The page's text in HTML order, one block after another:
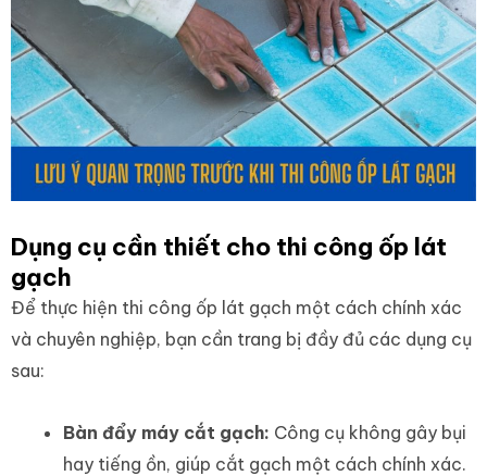
Dụng cụ cần thiết cho thi công ốp lát
gạch
Để thực hiện thi công ốp lát gạch một cách chính xác
và chuyên nghiệp, bạn cần trang bị đầy đủ các dụng cụ
sau:
Bàn đẩy máy cắt gạch: Công cụ không gây bụi
hay tiếng ồn, giúp cắt gạch một cách chính xác.